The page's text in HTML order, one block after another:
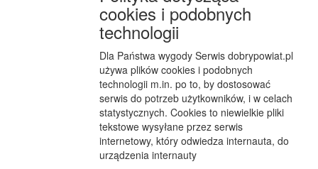
cookies i podobnych
technologii
Dla Państwa wygody Serwis dobrypowiat.pl
używa plików cookies i podobnych
technologii m.in. po to, by dostosować
serwis do potrzeb użytkowników, i w celach
statystycznych. Cookies to niewielkie pliki
tekstowe wysyłane przez serwis
internetowy, który odwiedza internauta, do
urządzenia internauty